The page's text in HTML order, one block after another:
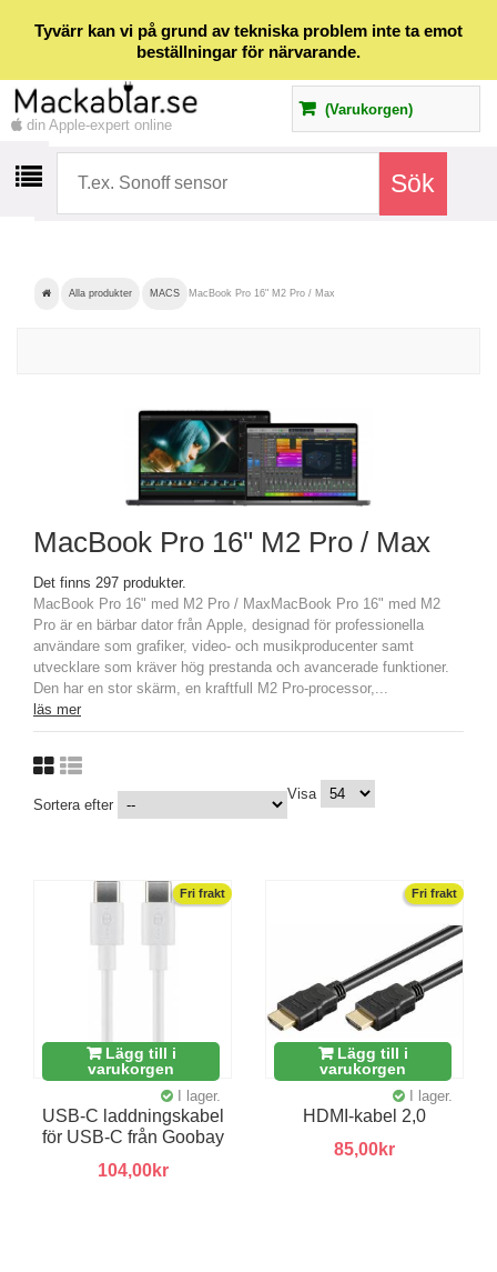
Tyvärr kan vi på grund av tekniska problem inte ta emot
beställningar för närvarande.
din Apple-expert online
(Varukorgen)
Alla produkter MACS MacBook Pro 16" M2 Pro / Max
MacBook Pro 16" M2 Pro / Max
Det finns 297 produkter.
MacBook Pro 16" med M2 Pro / MaxMacBook Pro 16" med M2
Pro är en bärbar dator från Apple, designad för professionella
användare som grafiker, video- och musikproducenter samt
utvecklare som kräver hög prestanda och avancerade funktioner.
Den har en stor skärm, en kraftfull M2 Pro-processor,...
läs mer
Sortera efter
Visa
Fri frakt
Lägg till i
varukorgen
I lager.
USB-C laddningskabel
för USB-C från Goobay
104,00kr
Fri frakt
Lägg till i
varukorgen
I lager.
HDMI-kabel 2,0
85,00kr